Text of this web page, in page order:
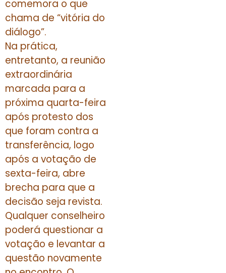
comemora o que
chama de “vitória do
diálogo”.
Na prática,
entretanto, a reunião
extraordinária
marcada para a
próxima quarta-feira
após protesto dos
que foram contra a
transferência, logo
após a votação de
sexta-feira, abre
brecha para que a
decisão seja revista.
Qualquer conselheiro
poderá questionar a
votação e levantar a
questão novamente